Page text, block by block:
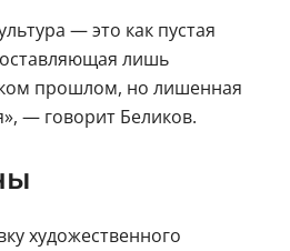
— это как пустая
лишь
прошлом, но лишенная
— говорит Беликов.
художественного